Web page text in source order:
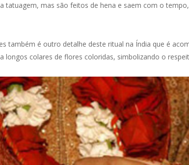
tatuagem, mas são feitos de hena e saem com o
também é outro detalhe deste ritual na Índia que é
longos colares de flores coloridas, simbolizando o